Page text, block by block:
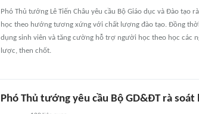
Phó Thủ tướng Lê Tiến Châu yêu cầu Bộ Giáo dục và Đào tạo
học theo hướng tương xứng với chất lượng đào tạo. Đồng
dụng sinh viên và tăng cường hỗ trợ người học theo học các
lược, then chốt.
Phó Thủ tướng yêu cầu Bộ GD&ĐT rà soát